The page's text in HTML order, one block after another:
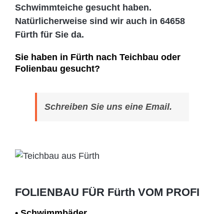
Schwimmteiche gesucht haben.
Natürlicherweise sind wir auch in 64658
Fürth für Sie da.
Sie haben in Fürth nach Teichbau oder
Folienbau gesucht?
Schreiben Sie uns eine Email.
FOLIENBAU FÜR Fürth VOM PROFI